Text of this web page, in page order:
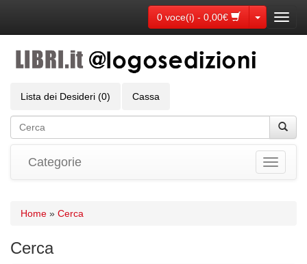
0 voce(i) - 0,00€ Toggle
Lista dei Desideri (0) Cassa
Toggle
Categorie
Home » Cerca
Cerca